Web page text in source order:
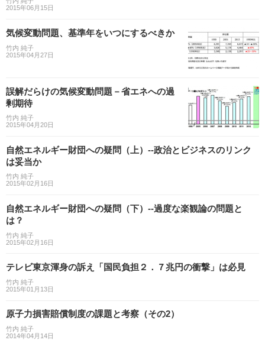
2015年06月15日
気候変動問題、基準年をいつにするべきか
竹内 純子
2015年04月27日
誤解だらけの気候変動問題－省エネへの過
剰期待
竹内 純子
2015年04月20日
自然エネルギー財団への疑問（上）--政治とビジネスのリンク
は妥当か
竹内 純子
2015年02月16日
自然エネルギー財団への疑問（下）--過度な楽観論の問題と
は？
竹内 純子
2015年02月16日
テレビ東京渾身の訴え「国民負担２．７兆円の衝撃」は必見
竹内 純子
2015年01月13日
原子力損害賠償制度の課題と考察（その2）
竹内 純子
2014年04月14日